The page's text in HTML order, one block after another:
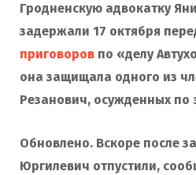
Гродненскую адвокатку
задержали 17 октября
приговоров по «делу
она защищала одного из
Резанович, осужденных по
Обновлено. Вскоре после
Юргилевич отпустили,